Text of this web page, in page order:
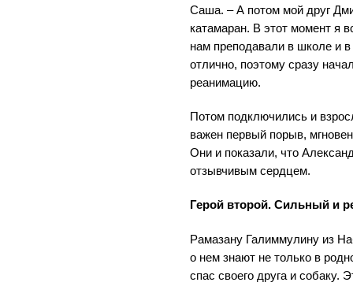
Саша. – А потом мой друг
катамаран. В этот момент я
нам преподавали в школе и
отлично, поэтому сразу
реанимацию.
Потом подключились и
важен первый порыв,
Они и показали, что
отзывчивым сердцем.
Герой второй. Сильный и
Рамазану Галиммулину из
о нем знают не только в
спас своего друга и собаку.